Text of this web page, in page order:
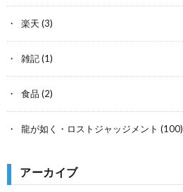
楽天 (3)
雑記(1)
食品 (2)
龍が如く・ロストジャッジメント (100)
アーカイブ